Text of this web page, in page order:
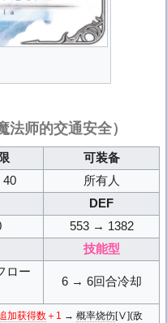
法师的交通安全）
可装备
所有人
DEF
553 → 1382
技能型
ロー
6 → 6回合冷却
加获得数 ＋1 → 概率烧伤[Ⅴ](敌